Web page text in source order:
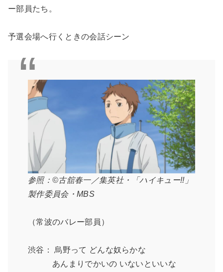
ー部員たち。
予選会場へ行くときの会話シーン
参照：©古舘春一／集英社・「ハイキュー!!」
製作委員会・MBS
（常波のバレー部員）
渋谷： 烏野って どんな奴らかな
あんまりでかいの いないといいな